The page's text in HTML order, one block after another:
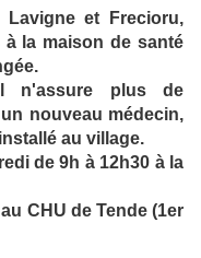
et Frecioru,
la maison de santé
n'assure plus de
nouveau médecin,
au village.
de 9h à 12h30 à la
CHU de Tende (1er